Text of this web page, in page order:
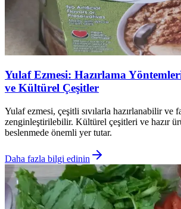
Yulaf Ezmesi: Hazırlama
ve Kültürel Çeşitler
Yulaf ezmesi, çeşitli sıvılarla hazırlanabilir ve
zenginleştirilebilir. Kültürel çeşitleri ve hazır
beslenmede önemli yer tutar.
Daha fazla bilgi edinin